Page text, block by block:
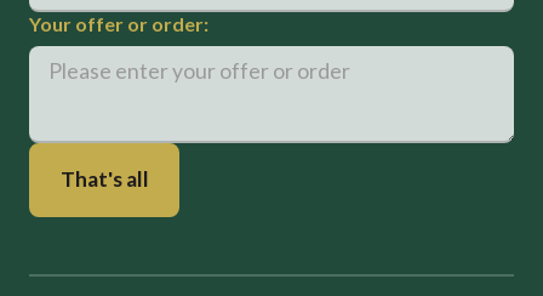
Your offer or order: